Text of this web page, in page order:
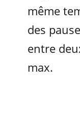
même
des
entre
max.